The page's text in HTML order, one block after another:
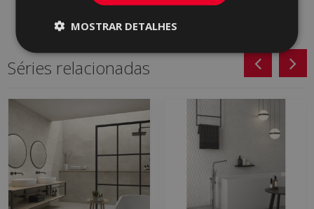
Séries relacionadas
MOSTRAR DETALHES